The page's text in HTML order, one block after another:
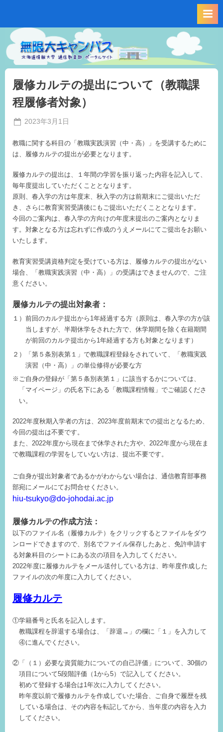
content
履修カルテの提出について（教職課
程履修者対象）
Posted
2023年3月1日
務
局
教職に関する科目の「教職実践演習（中・高）」を受講するために
は、履修カルテの提出が必要となります。
履修カルテの提出は、１年間の学習を振り返った内容を記入して、
毎年度提出していただくこととなります。
原則、春入学の方は年度末、秋入学の方は前期末にご提出いただ
き、さらに教育実習受講後にもご提出いただくこととなります。
今回のご案内は、春入学の方向けの年度末提出のご案内となりま
す。対象となる方は忘れずに作成のうえメールにてご提出をお願い
いたします。
教育実習受講資格判定を受けている方は、履修カルテの提出がない
場合、「教職実践演習（中・高）」の受講はできませんので、ご注
意ください。
履修カルテの提出対象者：
１）前回のカルテ提出から1年経過する方（原則は、春入学の方が該
当しますが、半期休学をされた方で、休学期間を除く在籍期間
が前回のカルテ提出から1年経過する方も対象となります）
２）「第５条別表第１」で教職課程登録をされていて、「教職実践
演習（中・高）」の単位修得が必要な方
※ご自身の登録が「第５条別表第１」に該当するかについては、
「マイページ」の氏名下にある「教職課程情報」でご確認くださ
い。
2022年度秋期入学者の方は、2023年度前期末での提出となるため、
今回の提出は不要です。
また、2022年度から現在まで休学された方や、2022年度から現在ま
で教職課程の学習をしていない方は、提出不要です。
ご自身が提出対象者であるかがわからない場合は、通信教育部事務
部宛にメールにてお問合せください。
hiu-tsukyo@do-johodai.ac.jp
履修カルテの作成方法：
以下のファイル名（履修カルテ）をクリックするとファイルをダウ
ンロードできますので、別名でファイル保存したあと、免許申請す
る対象科目のシートにある次の項目を入力してください。
2022年度に履修カルテをメール送付している方は、昨年度作成した
ファイルの次の年度に入力してください。
履修カルテ
①学籍番号と氏名を記入します。
教職課程を辞退する場合は、「辞退→」の欄に「１」を入力して
④に進んでください。
②「（１）必要な資質能力についての自己評価」について、30個の
項目について5段階評価（1から5）で記入してください。
初めて登録する場合は1年次に入力してください。
昨年度以前で履修カルテを作成していた場合、ご自身で履歴を残
している場合は、その内容を転記してから、当年度の内容を入力
してください。